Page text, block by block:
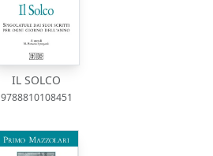
IL SOLCO
9788810108451